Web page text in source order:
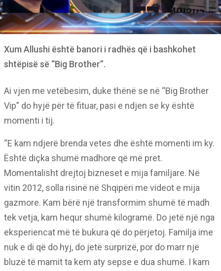
Xum Allushi është banori i radhës që i bashkohet
shtëpisë së “Big Brother”.
Ai vjen me vetëbesim, duke thënë se në “Big Brother
Vip” do hyjë për të fituar, pasi e ndjen se ky është
momenti i tij.
“E kam ndjerë brenda vetes dhe është momenti im ky.
Është diçka shumë madhore që më pret.
Momentalisht drejtoj bizneset e mija familjare. Në
vitin 2012, solla risinë në Shqipëri me videot e mija
gazmore. Kam bërë një transformim shumë të madh
tek vetja, kam hequr shumë kilogramë. Do jetë një nga
eksperiencat më të bukura që do përjetoj. Familja ime
nuk e di që do hyj, do jetë surprizë, por do marr një
bluzë të mamit ta kem aty sepse e dua shumë. I kam